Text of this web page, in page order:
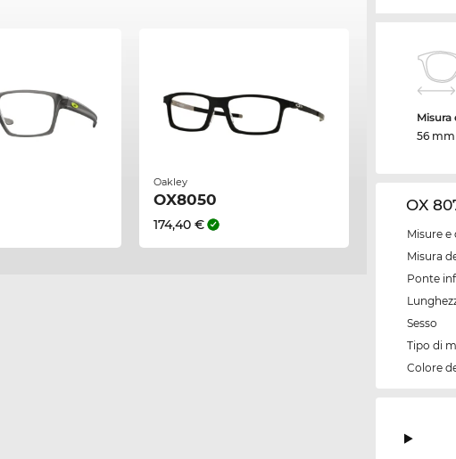
Oakley
OX8050
174,40 €
Misura
56 mm
OX
Misure e
Misura
Ponte
Sesso
Tipo di
Colore